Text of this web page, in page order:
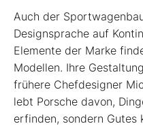
Auch der
Designsprache auf
Elemente der Marke
Modellen. Ihre
frühere Chefdesigner
lebt Porsche davon,
erfinden, sondern Gutes